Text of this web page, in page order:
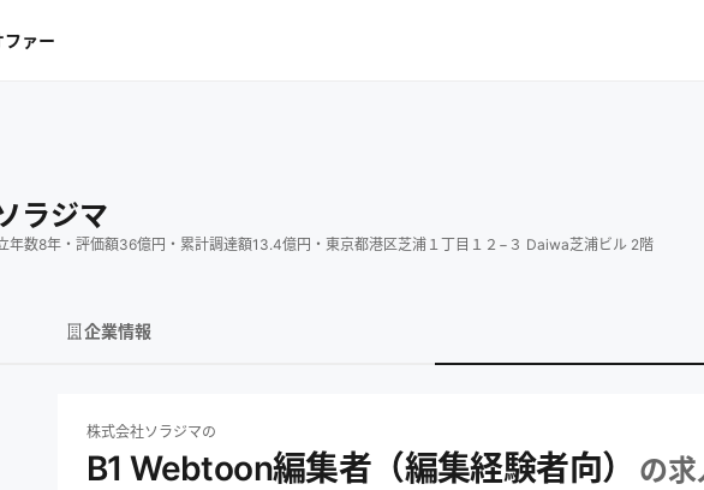
ファー
ラジマ
年数8年 ・ 評価額36億円 ・ 累計調達額13.4億円 ・ 東京都港区芝浦１丁目１２−３ Daiwa芝浦ビル 2階
企業情報
株式会社ソラジマの
B1 Webtoon編集者（編集経験者向） の求